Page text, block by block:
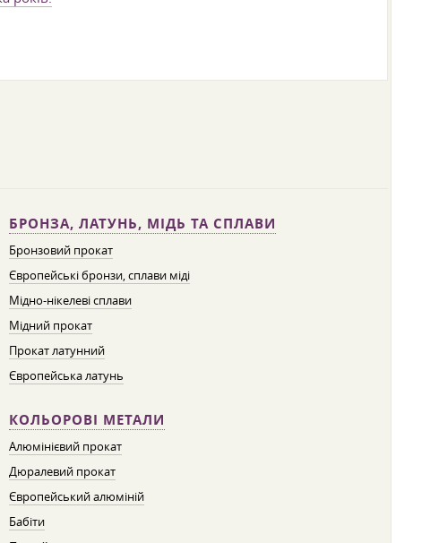
БРОНЗА, ЛАТУНЬ, МІДЬ ТА СПЛАВИ
Бронзовий прокат
Європейські бронзи, сплави міді
Мідно-нікелеві сплави
Мідний прокат
Прокат латунний
Європейська латунь
КОЛЬОРОВІ МЕТАЛИ
Алюмінієвий прокат
Дюралевий прокат
Європейський алюміній
Бабіти